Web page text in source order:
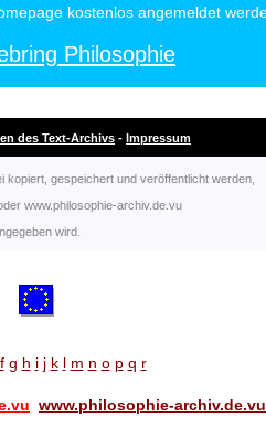
kostenlos angemeldet
Philosophie
des Text-Archivs - Impressum
kopiert, gespeichert und veröffentlicht werden,
www.philosophie-archiv.de.vu
wird.
f g h i j k l m n o p q r
www.philosophie-archiv.de.vu